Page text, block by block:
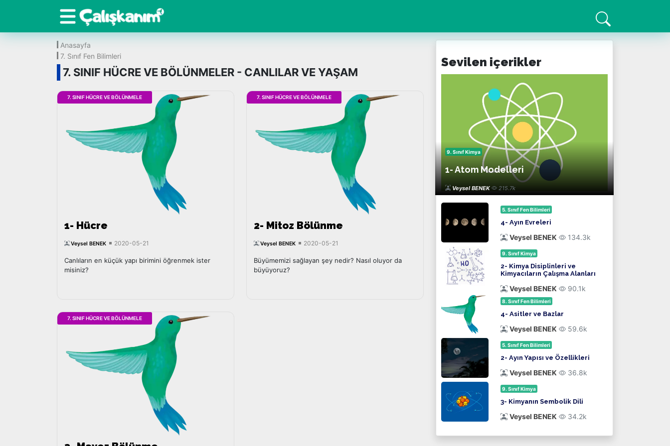
Anasayfa
7. Sınıf Fen Bilimleri
7. SINIF HÜCRE VE BÖLÜNMELER - CANLILAR VE YAŞAM
1- Hücre
Veysel BENEK 2020-05-21
Canlıların en küçük yapı birimini öğrenmek ister
misiniz?
7. SINIF HÜCRE VE BÖLÜNMELE
2- Mitoz Bölünme
Veysel BENEK 2020-05-21
Büyümemizi sağlayan şey nedir? Nasıl oluyor da
büyüyoruz?
7. SINIF HÜCRE VE BÖLÜNMELE
7. SINIF HÜCRE VE BÖLÜNMELE
Sevilen içerikler
9. Sınıf Kimya
1- Atom Modelleri
Veysel BENEK 215.7k
5. Sınıf Fen Bilimleri
4- Ayın Evreleri
Veysel BENEK 134.3k
9. Sınıf Kimya
2- Kimya Disiplinleri ve
Kimyacıların Çalışma Alanları
Veysel BENEK 90.1k
8. Sınıf Fen Bilimleri
4- Asitler ve Bazlar
Veysel BENEK 59.6k
5. Sınıf Fen Bilimleri
2- Ayın Yapısı ve Özellikleri
Veysel BENEK 36.8k
9. Sınıf Kimya
3- Kimyanın Sembolik Dili
Veysel BENEK 34.2k